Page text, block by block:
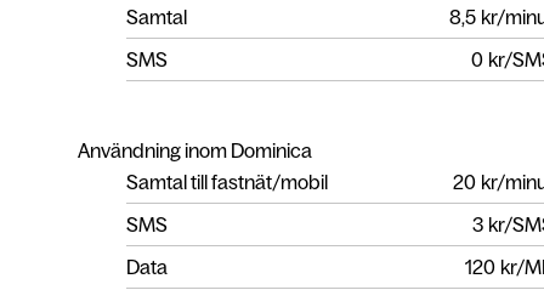
Samtal
8,5 kr/
SMS
0 kr/
Användning inom Dominica
Samtal till fastnät/mobil
20 kr/
SMS
3 kr/
Data
120 kr/